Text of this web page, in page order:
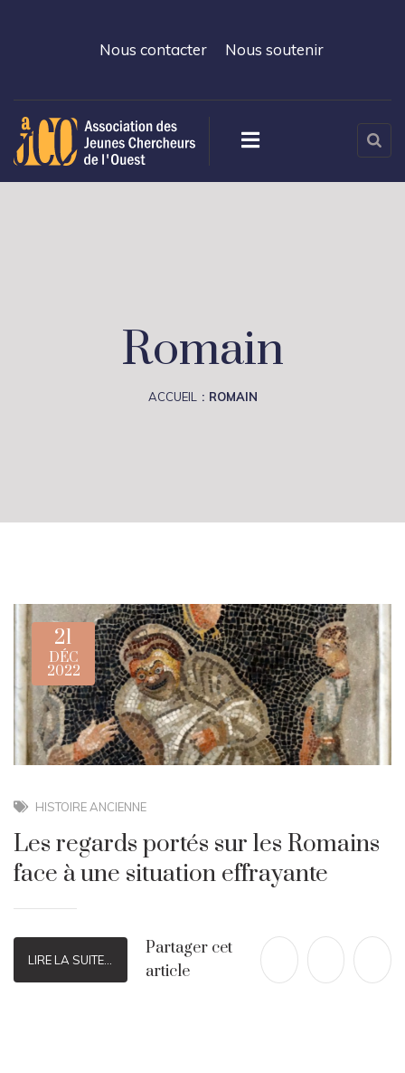
Nous contacter Nous soutenir
Romain
ACCUEIL ROMAIN
21
DÉC
2022
HISTOIRE ANCIENNE
Les regards portés sur les Romains
face à une situation effrayante
LIRE LA SUITE...
Partager cet
article